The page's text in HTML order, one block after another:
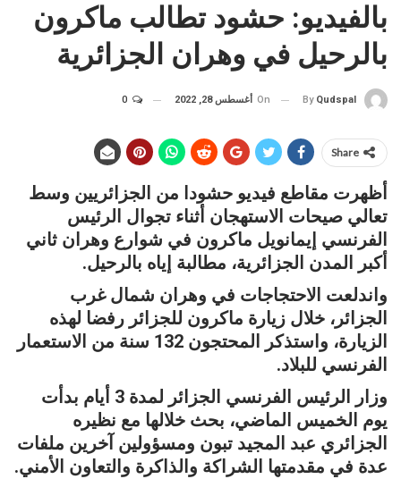
بالفيديو: حشود تطالب ماكرون
بالرحيل في وهران الجزائرية
By Qudspal
On أغسطس 28, 2022
Share
أظهرت مقاطع فيديو حشودا من الجزائريين وسط
تعالي صيحات الاستهجان أثناء تجوال الرئيس
الفرنسي إيمانويل ماكرون في شوارع وهران ثاني
أكبر المدن الجزائرية، مطالبة إياه بالرحيل.
واندلعت الاحتجاجات في وهران شمال غرب
الجزائر، خلال زيارة ماكرون للجزائر رفضا لهذه
الزيارة، واستذكر المحتجون 132 سنة من الاستعمار
الفرنسي للبلاد.
وزار الرئيس الفرنسي الجزائر لمدة 3 أيام بدأت
يوم الخميس الماضي، بحث خلالها مع نظيره
الجزائري عبد المجيد تبون ومسؤولين آخرين ملفات
عدة في مقدمتها الشراكة والذاكرة والتعاون الأمني.